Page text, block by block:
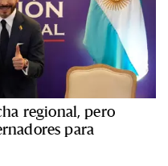
regional, pero
para